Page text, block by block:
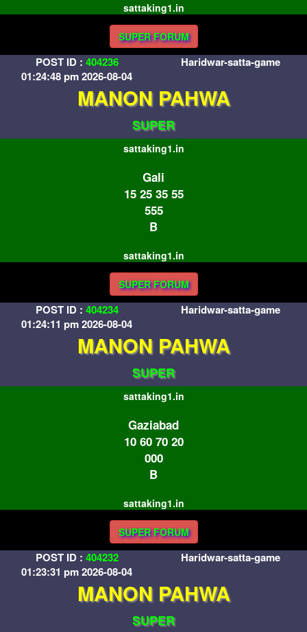
sattaking1.in
SUPER FORUM
POST ID : 404236
01:24:48 pm 2026-08-04
Haridwar-satta-game
MANON PAHWA
SUPER
sattaking1.in
Gali
15 25 35 55
555
B
sattaking1.in
SUPER FORUM
POST ID : 404234
01:24:11 pm 2026-08-04
Haridwar-satta-game
MANON PAHWA
SUPER
sattaking1.in
Gaziabad
10 60 70 20
000
B
sattaking1.in
SUPER FORUM
POST ID : 404232
01:23:31 pm 2026-08-04
Haridwar-satta-game
MANON PAHWA
SUPER